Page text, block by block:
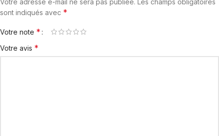
Votre adresse e-mail ne sera pas publiée. Les champs obligatoires
sont indiqués avec *
Votre note *
Votre avis *